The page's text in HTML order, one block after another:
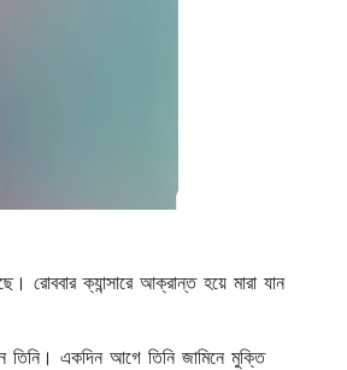
রোববার ক্যান্সারে আক্রান্ত হয়ে মারা যান
তিনি। একদিন আগে তিনি জামিনে মুক্তি